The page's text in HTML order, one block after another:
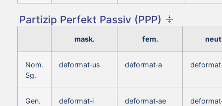
Partizip Perfekt Passiv (PPP)
mask. fem.
Nom.
Sg.
deformat‑us deformat‑a
Gen.
deformat‑i deformat‑ae